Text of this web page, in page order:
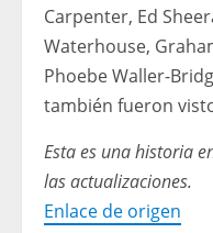
Carpenter, Ed
Waterhouse,
Phoebe Waller-
también fueron
Esta es una historia
las actualizaciones.
Enlace de origen